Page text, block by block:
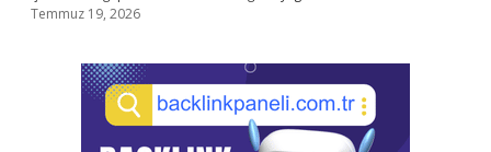
Temmuz 19, 2026